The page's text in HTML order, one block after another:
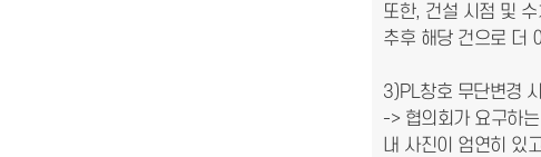
또한, 건설 시점 및
추후 해당 건으로 더
3)PL창호 무단변경
-> 협의회가 요구하
내 사진이 엄연히 있